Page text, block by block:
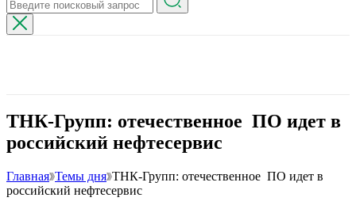
ТНК-Групп: отечественное ПО идет в
российский нефтесервис
Главная Темы дня ТНК-Групп: отечественное ПО идет в
российский нефтесервис